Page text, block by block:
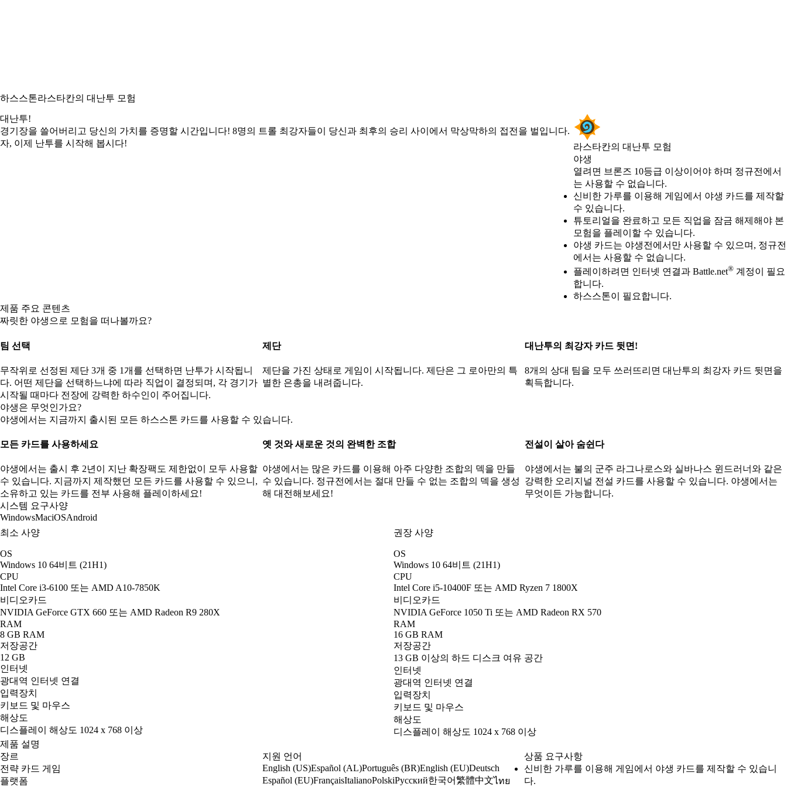
하스스톤라스타칸의 대난투 모험
라스타칸의 대난투 모험
야생
Product Notification
열려면 브론즈 10등급 이상이어야 하며 정규전에서
는 사용할 수 없습니다.
Available actions
신비한 가루를 이용해 게임에서 야생 카드를 제작할
수 있습니다.
튜토리얼을 완료하고 모든 직업을 잠금 해제해야 본
모험을 플레이할 수 있습니다.
야생 카드는 야생전에서만 사용할 수 있으며, 정규전
에서는 사용할 수 없습니다.
플레이하려면 인터넷 연결과 Battle.net® 계정이 필요
합니다.
하스스톤이 필요합니다.
대난투!
경기장을 쓸어버리고 당신의 가치를 증명할 시간입니다! 8명의 트롤 최강자들이 당신과 최후의 승리 사이에서 막상막하의 접전을 벌입니다.
자, 이제 난투를 시작해 봅시다!
제품 주요 콘텐츠
짜릿한 야생으로 모험을 떠나볼까요?
팀 선택
무작위로 선정된 제단 3개 중 1개를 선택하면 난투가 시작됩니
다. 어떤 제단을 선택하느냐에 따라 직업이 결정되며, 각 경기가
시작될 때마다 전장에 강력한 하수인이 주어집니다.
제단
제단을 가진 상태로 게임이 시작됩니다. 제단은 그 로아만의 특
별한 은총을 내려줍니다.
대난투의 최강자 카드 뒷면!
8개의 상대 팀을 모두 쓰러뜨리면 대난투의 최강자 카드 뒷면을
획득합니다.
야생은 무엇인가요?
야생에서는 지금까지 출시된 모든 하스스톤 카드를 사용할 수 있습니다.
모든 카드를 사용하세요
야생에서는 출시 후 2년이 지난 확장팩도 제한없이 모두 사용할
수 있습니다. 지금까지 제작했던 모든 카드를 사용할 수 있으니,
소유하고 있는 카드를 전부 사용해 플레이하세요!
옛 것와 새로운 것의 완벽한 조합
야생에서는 많은 카드를 이용해 아주 다양한 조합의 덱을 만들
수 있습니다. 정규전에서는 절대 만들 수 없는 조합의 덱을 생성
해 대전해보세요!
전설이 살아 숨쉰다
야생에서는 불의 군주 라그나로스와 실바나스 윈드러너와 같은
강력한 오리지널 전설 카드를 사용할 수 있습니다. 야생에서는
무엇이든 가능합니다.
시스템 요구사양
WindowsMaciOSAndroid
최소 사양
OS
Windows 10 64비트 (21H1)
CPU
Intel Core i3-6100 또는 AMD A10-7850K
비디오카드
NVIDIA GeForce GTX 660 또는 AMD Radeon R9 280X
RAM
8 GB RAM
저장공간
12 GB
인터넷
광대역 인터넷 연결
입력장치
키보드 및 마우스
해상도
디스플레이 해상도 1024 x 768 이상
권장 사양
OS
Windows 10 64비트 (21H1)
CPU
Intel Core i5-10400F 또는 AMD Ryzen 7 1800X
비디오카드
NVIDIA GeForce 1050 Ti 또는 AMD Radeon RX 570
RAM
16 GB RAM
저장공간
13 GB 이상의 하드 디스크 여유 공간
인터넷
광대역 인터넷 연결
입력장치
키보드 및 마우스
해상도
디스플레이 해상도 1024 x 768 이상
제품 설명
장르
전략 카드 게임
플랫폼
지원 언어
English (US)Español (AL)Português (BR)English (EU)Deutsch
Español (EU)FrançaisItalianoPolskiРусский한국어繁體中文ไทย
상품 요구사항
신비한 가루를 이용해 게임에서 야생 카드를 제작할 수 있습니
다.